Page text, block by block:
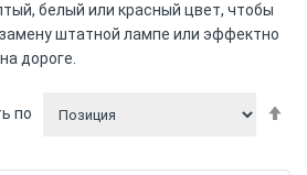
белый или красный цвет, чтобы
штатной лампе или эффектно
дороге.
по